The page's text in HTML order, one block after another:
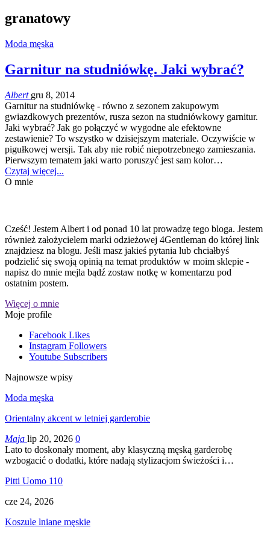
granatowy
Moda męska
Garnitur na studniówkę. Jaki wybrać?
Albert gru 8, 2014
Garnitur na studniówkę - równo z sezonem zakupowym
gwiazdkowych prezentów, rusza sezon na studniówkowy garnitur.
Jaki wybrać? Jak go połączyć w wygodne ale efektowne
zestawienie? To wszystko w dzisiejszym materiale. Oczywiście w
pigułkowej wersji. Tak aby nie robić niepotrzebnego zamieszania.
Pierwszym tematem jaki warto poruszyć jest sam kolor…
Czytaj więcej...
O mnie
Cześć! Jestem Albert i od ponad 10 lat prowadzę tego bloga. Jestem
również założycielem marki odzieżowej 4Gentleman do której link
znajdziesz na blogu. Jeśli masz jakieś pytania lub chciałbyś
podzielić się swoją opinią na temat produktów w moim sklepie -
napisz do mnie mejla bądź zostaw notkę w komentarzu pod
ostatnim postem.
Więcej o mnie
Moje profile
Facebook Likes
Instagram Followers
Youtube Subscribers
Najnowsze wpisy
Moda męska
Orientalny akcent w letniej garderobie
Maja lip 20, 2026 0
Lato to doskonały moment, aby klasyczną męską garderobę
wzbogacić o dodatki, które nadają stylizacjom świeżości i…
Pitti Uomo 110
cze 24, 2026
Koszule lniane męskie